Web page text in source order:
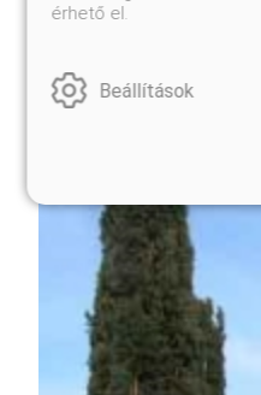
épülnek, 2 méteres
érhető el.
Beállítások